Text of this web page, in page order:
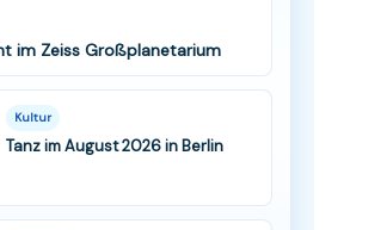
im Zeiss Großplanetarium
Kultur
Tanz im August 2026 in Berlin